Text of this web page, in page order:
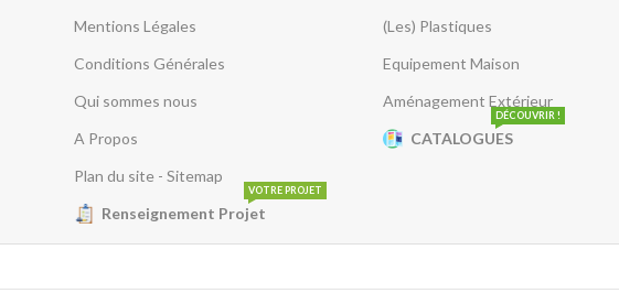
Mentions Légales
Conditions Générales
Qui sommes nous
A Propos
Plan du site - Sitemap
Renseignement Projet
VOTRE PROJET
(Les) Plastiques
Equipement Maison
Aménagement Extérieur
CATALOGUES
DÉCOUVRIR !